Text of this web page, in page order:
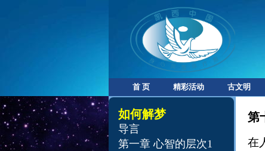
首 页 精彩活动 古文明
第
在
如何解梦
导言
第一章 心智的层次1